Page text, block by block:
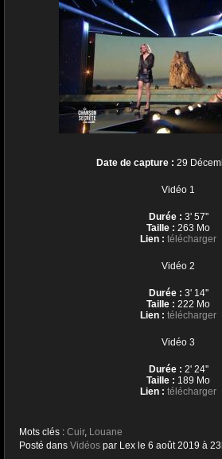
Date de capture : 29
Vidéo 1
Durée : 3' 57''
Taille : 263 Mo
Lien : télécharger
Vidéo 2
Durée : 3' 14''
Taille : 222 Mo
Lien : télécharger
Vidéo 3
Durée : 2' 24''
Taille : 189 Mo
Lien : télécharger
Mots clés : Cuir, Louane
Posté dans Vidéos par Lex le 6 août 2019 à